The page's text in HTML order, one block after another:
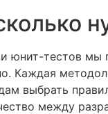
юнит-тестов мы
Каждая
выбрать
между